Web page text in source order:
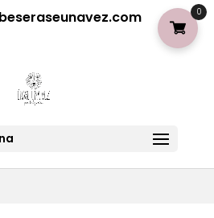
Si necesitan más información
0